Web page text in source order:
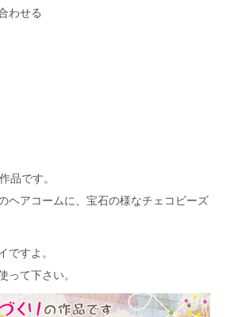
わせる
品です。
ヘアコームに、宝石の様なチェコビーズ
ですよ。
って下さい。